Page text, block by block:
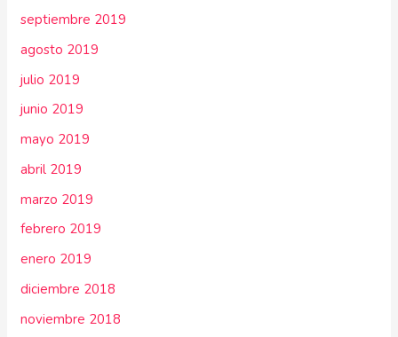
septiembre 2019
agosto 2019
julio 2019
junio 2019
mayo 2019
abril 2019
marzo 2019
febrero 2019
enero 2019
diciembre 2018
noviembre 2018